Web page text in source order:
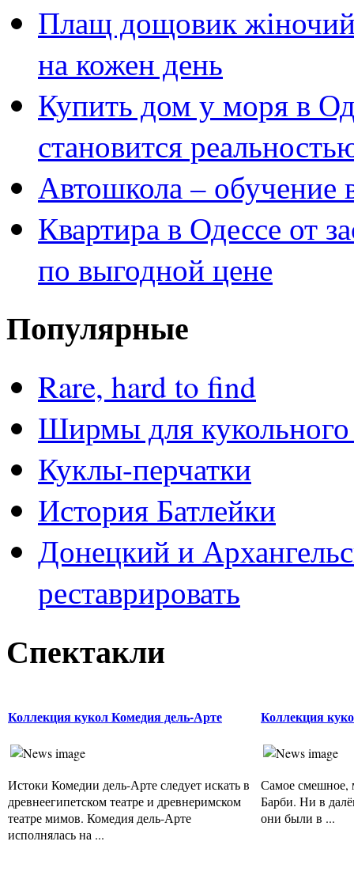
Плащ дощовик
на кожен день
Купить дом у моря в
становится
Автошкола – обучение
Квартира в Одессе от
по выгодной цене
Популярные
Rare, hard to find
Ширмы для кукольного
Куклы-перчатки
История Батлейки
Донецкий и
реставрировать
Спектакли
Коллекция кукол Комедия дель-Арте
Истоки Комедии дель-Арте следует искать в
древнеегипетском театре и древнеримском
театре мимов. Комедия дель-Арте
исполнялась на ...
Коллекция
Самое смешное,
Барби. Ни в
они были в ...